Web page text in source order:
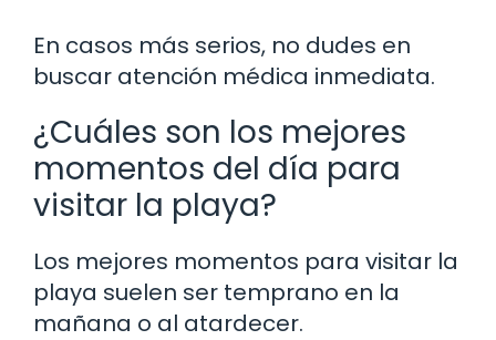
En casos más serios, no dudes en
buscar atención médica inmediata.
¿Cuáles son los mejores
momentos del día para
visitar la playa?
Los mejores momentos para visitar la
playa suelen ser temprano en la
mañana o al atardecer.